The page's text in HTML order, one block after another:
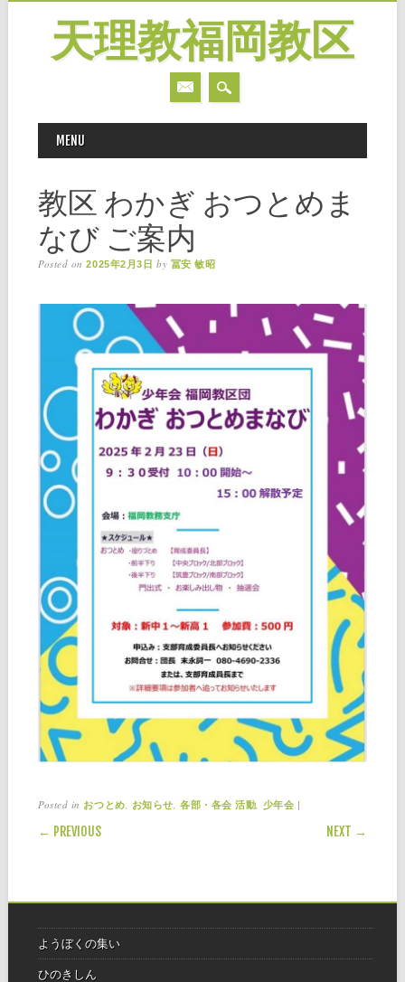
天理教福岡教区
MAIN MENU
MENU
教区 わかぎ おつとめま
なび ご案内
Posted on2025年2月3日 by 冨安 敏昭
Posted in おつとめ, お知らせ,各部・各会 活動, 少年会 |
POST NAVIGATION
← PREVIOUS NEXT →
ようぼくの集い
ひのきしん